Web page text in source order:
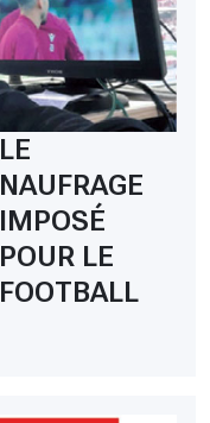
LE
NAUFRAGE
IMPOSÉ
POUR LE
FOOTBALL